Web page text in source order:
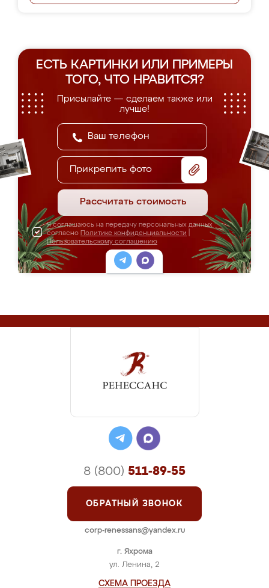
ЕСТЬ КАРТИНКИ ИЛИ ПРИМЕРЫ
ТОГО, ЧТО НРАВИТСЯ?
Присылайте — сделаем также или
лучше!
Прикрепить фото
Рассчитать стоимость
Я соглашаюсь на передачу персональных данных
согласно Политике конфиденциальности
Пользовательскому соглашению
г. Яхрома
ул. Ленина, 2
СХЕМА ПРОЕЗДА
8 (800) 511-89-55
ОБРАТНЫЙ ЗВОНОК
corp-renessans@yandex.ru